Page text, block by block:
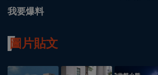
我要爆料
圖片貼文